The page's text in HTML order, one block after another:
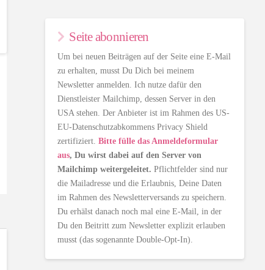
Seite abonnieren
Um bei neuen Beiträgen auf der Seite eine E-Mail
zu erhalten, musst Du Dich bei meinem
Newsletter anmelden. Ich nutze dafür den
Dienstleister Mailchimp, dessen Server in den
USA stehen. Der Anbieter ist im Rahmen des US-
EU-Datenschutzabkommens Privacy Shield
zertifiziert.Bitte fülle das Anmeldeformular
aus, Du wirst dabei auf den Server von
Mailchimp weitergeleitet. Pflichtfelder sind nur
die Mailadresse und die Erlaubnis, Deine Daten
im Rahmen des Newsletterversands zu speichern.
Du erhälst danach noch mal eine E-Mail, in der
Du den Beitritt zum Newsletter explizit erlauben
musst (das sogenannte Double-Opt-In).